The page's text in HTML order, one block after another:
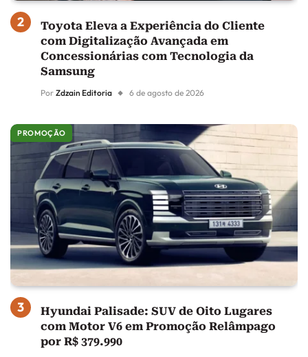
Toyota Eleva a Experiência do Cliente
com Digitalização Avançada em
Concessionárias com Tecnologia da
Samsung
Por Zdzain Editoria 6 de agosto de 2026
PROMOÇÃO
Hyundai Palisade: SUV de Oito Lugares
com Motor V6 em Promoção Relâmpago
por R$ 379.990